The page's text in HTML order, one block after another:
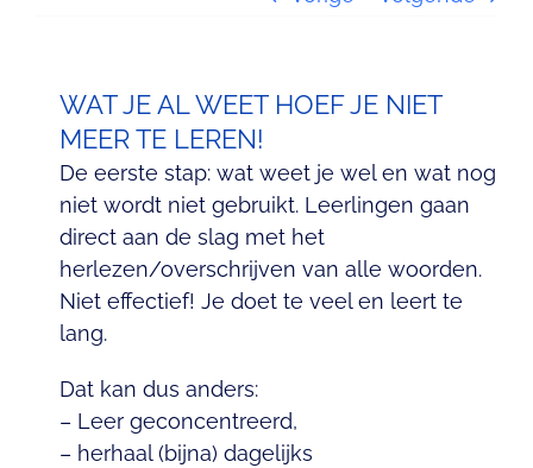
WAT JE AL WEET HOEF JE NIET
MEER TE LEREN!
De eerste stap: wat weet je wel en wat nog
niet wordt niet gebruikt. Leerlingen gaan
direct aan de slag met het
herlezen/overschrijven van alle woorden.
Niet effectief! Je doet te veel en leert te
lang.
Dat kan dus anders:
– Leer geconcentreerd,
– herhaal (bijna) dagelijks